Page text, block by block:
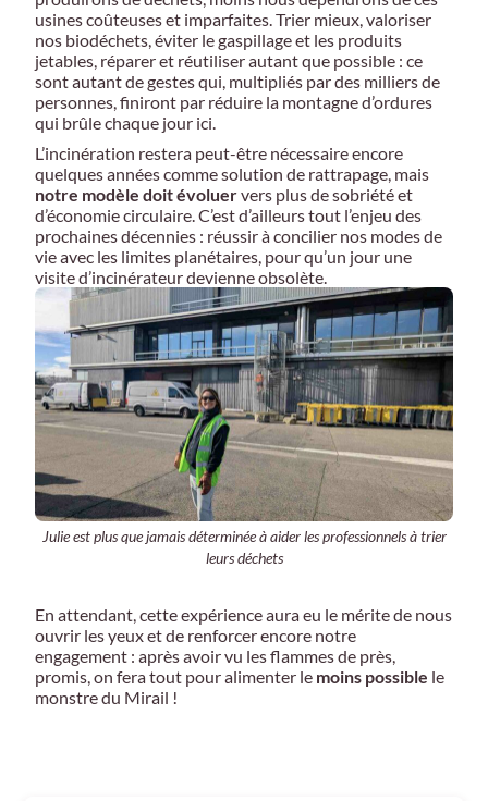
usines coûteuses et imparfaites. Trier mieux, valoriser
nos biodéchets, éviter le gaspillage et les produits
jetables, réparer et réutiliser autant que possible : ce
sont autant de gestes qui, multipliés par des milliers de
personnes, finiront par réduire la montagne d’ordures
qui brûle chaque jour ici.
L’incinération restera peut-être nécessaire encore
quelques années comme solution de rattrapage, mais
notre modèle doit évoluervers plus de sobriété et
d’économie circulaire. C’est d’ailleurs tout l’enjeu des
prochaines décennies : réussir à concilier nos modes de
vie avec les limites planétaires, pour qu’un jour une
visite d’incinérateur devienne obsolète.
Julie est plus que jamais déterminée à aider les professionnels à trier
leurs déchets
En attendant, cette expérience aura eu le mérite de nous
ouvrir les yeux et de renforcer encore notre
engagement : après avoir vu les flammes de près,
promis, on fera tout pour alimenter le moins possible le
monstre du Mirail !